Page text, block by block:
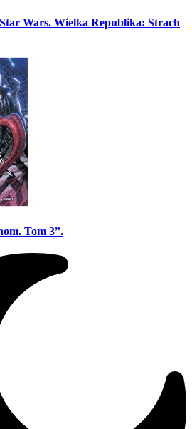
Wars. Wielka Republika: Strach
Tom 3”.